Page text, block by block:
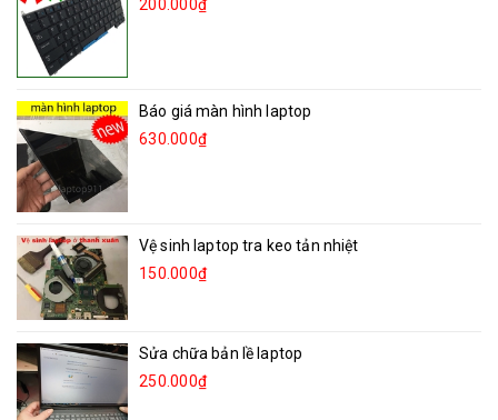
200.000₫
Báo giá màn hình laptop
630.000₫
Vệ sinh laptop tra keo tản nhiệt
150.000₫
Sửa chữa bản lề laptop
250.000₫